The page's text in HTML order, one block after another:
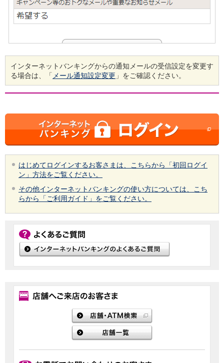
インターネットバンキングからの通知メールの受信設定を変更す
る場合は、「 メール通知設定変更 」をご確認ください。
はじめてログインするお客さまは、こちらから「初回ログイ
ン」方法をご覧ください。
その他インターネットバンキングの使い方については、こち
らから「ご利用ガイド」をご覧ください。